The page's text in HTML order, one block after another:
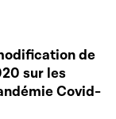
de
sur les
Covid-